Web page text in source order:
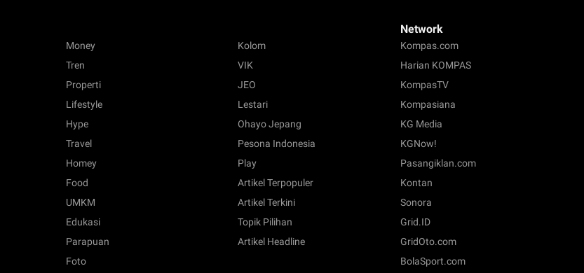
Money
Tren
Properti
Lifestyle
Hype
Travel
Homey
Food
UMKM
Edukasi
Parapuan
Foto
Kolom
VIK
JEO
Lestari
Ohayo Jepang
Pesona Indonesia
Play
Artikel Terpopuler
Artikel Terkini
Topik Pilihan
Artikel Headline
Network
Kompas.com
Harian KOMPAS
KompasTV
Kompasiana
KG Media
KGNow!
Pasangiklan.com
Kontan
Sonora
Grid.ID
GridOto.com
BolaSport.com